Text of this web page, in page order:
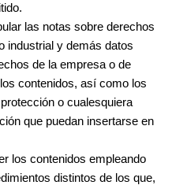
las notas sobre derechos
industrial y demás datos
de la empresa o de
contenidos, así como los
o cualesquiera
que puedan insertarse en
los contenidos empleando
distintos de los que,